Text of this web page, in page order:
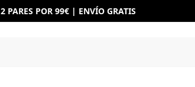
2 PARES POR 99€ | ENVÍO GRATIS